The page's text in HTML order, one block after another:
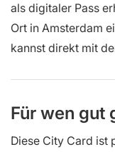
als digitaler Pass
Ort in Amsterdam
kannst direkt mit
Für wen gut
Diese City Card ist